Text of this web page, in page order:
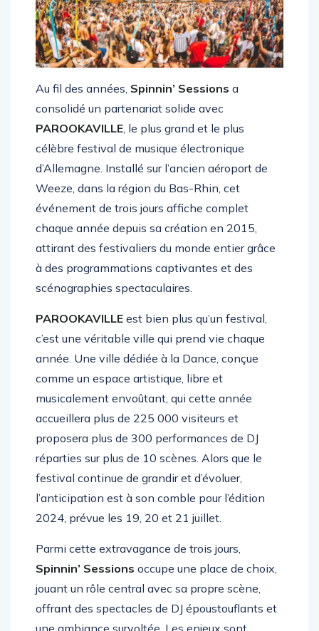
Au fil des années,Spinnin’ Sessions
consolidé un partenariat solide avec
PAROOKAVILLE, le plus grand et le plus
célèbre festival de musique électronique
d’Allemagne. Installé sur l’ancien aéroport de
Weeze, dans la région du Bas-Rhin, cet
événement de trois jours affiche complet
chaque année depuis sa création en 2015,
attirant des festivaliers du monde entier grâce
à des programmations captivantes et des
PAROOKAVILLEest bien plus qu’un festival,
c’est une véritable ville qui prend vie chaque
année. Une ville dédiée à la Dance, conçue
comme un espace artistique, libre et
musicalement envoûtant, qui cette année
accueillera plus de 225 000 visiteurs et
proposera plus de 300 performances de DJ
réparties sur plus de 10 scènes. Alors que le
festival continue de grandir et d’évoluer,
l’anticipation est à son comble pour l’édition
Parmi cette extravagance de trois jours,
Spinnin’ Sessionsoccupe une place de choix,
jouant un rôle central avec sa propre scène,
offrant des spectacles de DJ époustouflants et